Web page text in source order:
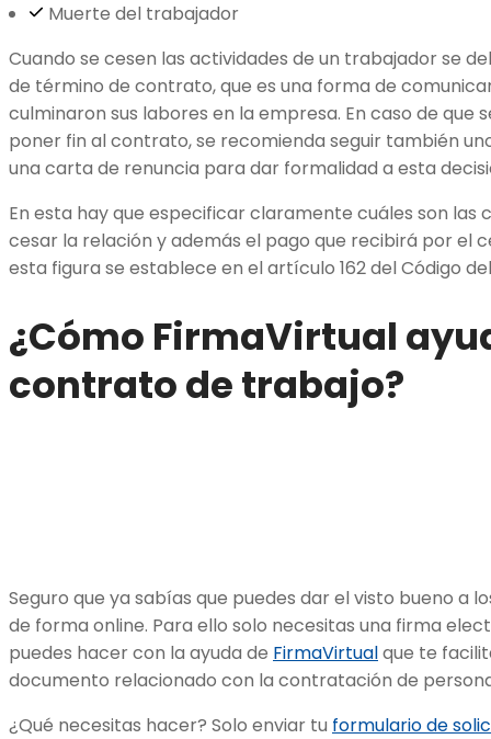
Muerte del trabajador
Cuando se cesen las actividades de un trabajador se
de término de contrato, que es una forma de
culminaron sus labores en la empresa. En caso de que
poner fin al contrato, se recomienda seguir también
una carta de renuncia para dar formalidad a esta
En esta hay que especificar claramente cuáles son las
cesar la relación y además el pago que recibirá por el
esta figura se establece en el artículo 162 del Código
¿Cómo FirmaVirtual
contrato de trabajo?
Seguro que ya sabías que puedes dar el visto bueno a
de forma online. Para ello solo necesitas una firma
puedes hacer con la ayuda de FirmaVirtualque te
documento relacionado con la contratación de
¿Qué necesitas hacer? Solo enviar tu formulario de